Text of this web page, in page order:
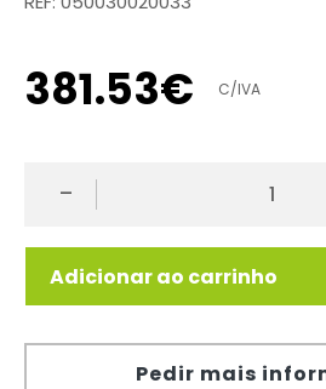
381.53€ C/IVA
-
Adicionar ao carrinho
Pedir mais